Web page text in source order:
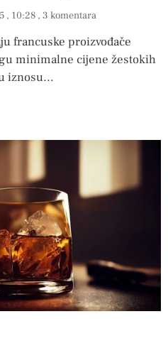
10:28 3 komentara
francuske proizvođače
minimalne cijene žestokih
iznosu